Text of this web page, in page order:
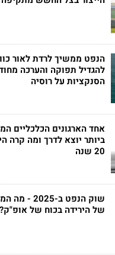
הנפט ממשיך לרדת לאור
להגדיל תפוקה והערכה
הסנקציות על רוסיה
אחד הארגונים הכלכליים
ביותר יוצא לדרך ומה קרה
20 שנה
שוק הנפט ב-
של הירידה בכוח של אופ"ק?